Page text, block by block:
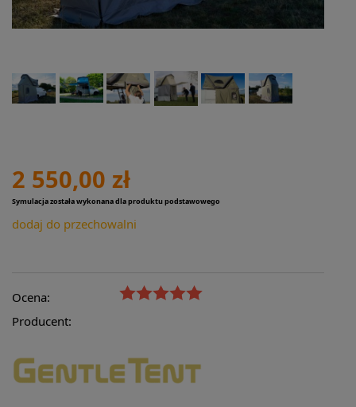
2 550,00 zł
Symulacja została wykonana dla produktu podstawowego
dodaj do przechowalni
Ocena:
Producent: